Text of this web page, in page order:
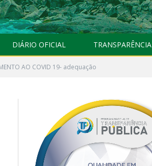
DIÁRIO OFICIAL TRANSPARÊNCIA
AO COVID 19- adequação